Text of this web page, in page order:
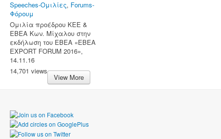
Speeches-Ομιλίες, Forums-
Φόρουμ
Ομιλία προέδρου ΚΕΕ &
ΕΒΕΑ Κων. Μίχαλου στην
εκδήλωση του ΕΒΕΑ «ΕΒΕΑ
EXPORT FORUM 2016»,
14.11.16
14,701 views
View More